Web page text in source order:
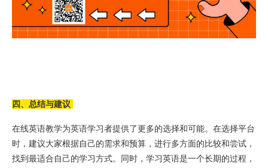
四、总结与建议
在线英语教学为英语学习者提供了更多的选择和可能。在选择平台
时，建议大家根据自己的需求和预算，进行多方面的比较和尝试，
找到最适合自己的学习方式。同时，学习英语是一个长期的过程，